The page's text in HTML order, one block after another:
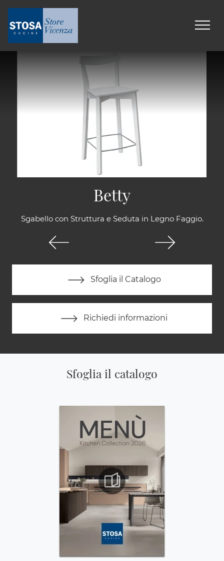
Sgabello con Struttura e Seduta in Legno Faggio.
Sfoglia il Catalogo
Richiedi informazioni
Betty
Sfoglia il catalogo